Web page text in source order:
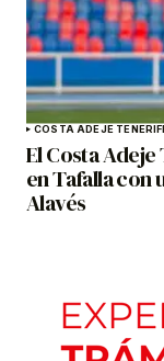
COSTA ADEJE
El Costa
en Tafalla con
Alavés